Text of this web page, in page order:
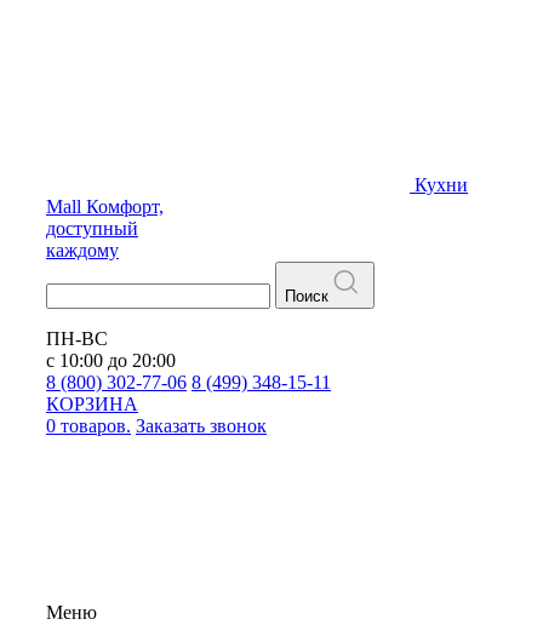
Кухни
Mall Комфорт,
доступный
каждому
Поиск
ПН-ВС
с 10:00 до 20:00
8 (800) 302-77-06 8 (499) 348-15-11
КОРЗИНА
0 товаров. Заказать звонок
Меню